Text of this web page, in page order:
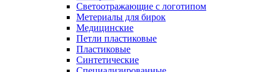
Светоотражающие с логотипом
Метериалы для бирок
Медицинские
Петли пластиковые
Пластиковые
Синтетические